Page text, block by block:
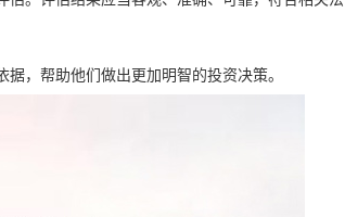
，帮助他们做出更加明智的投资决策。